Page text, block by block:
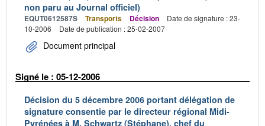
non paru au Journal officiel)
EQUT0612587S Transports Décision
Date de signature : 23-
10-2006
Date de publication : 25-02-2007
Document principal
Signé le : 05-12-2006
Décision du 5 décembre 2006 portant délégation de
signature consentie par le directeur régional Midi-
Pyrénées à M. Schwartz (Stéphane), chef du